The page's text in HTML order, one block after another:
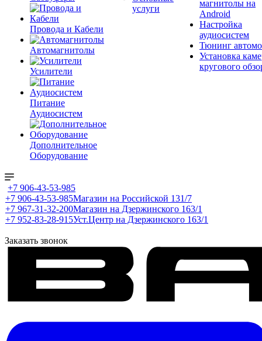
Провода и Кабели
Автомагнитолы
Усилители
Питание
Аудиосистем
Дополнительное
Оборудование
услуги
магнитолы на
Android
Настройка
аудиосистем
Тюнинг
Установка
кругового
+7 906-43-53-985
+7 906-43-53-985Магазин на Российской 131/7
+7 967-31-32-200Магазин на Дзержинского 163/1
+7 952-83-28-915Уст.Центр на Дзержинского 163/1
Заказать звонок